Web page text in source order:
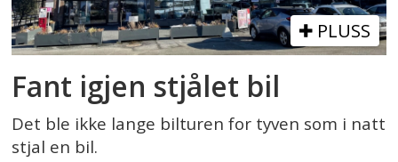
PLUSS
Fant igjen stjålet bil
Det ble ikke lange bilturen for tyven som i natt
stjal en bil.